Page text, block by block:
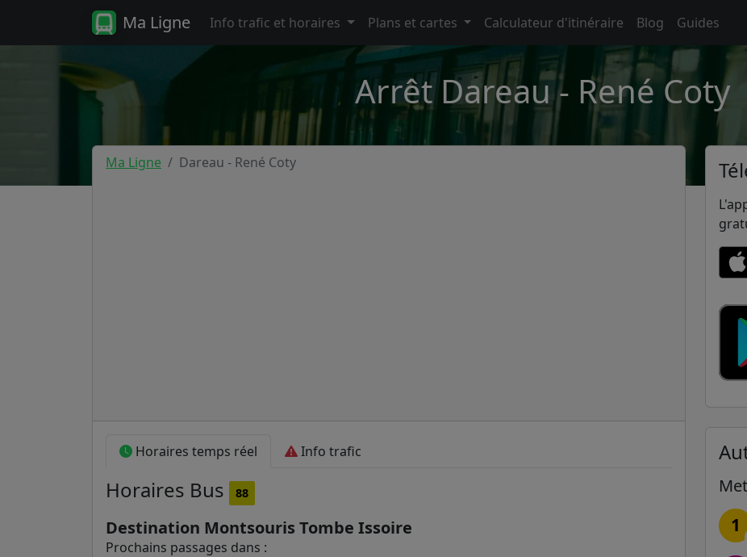
Ma Ligne Info trafic et horaires Plans et cartes Calculateur d'itinéraire Blog Guides
Arrêt Dareau - René Coty
Ma Ligne Dareau - René Coty
Horaires temps réel Info trafic
Horaires Bus 88
Destination Montsouris Tombe Issoire
Prochains passages dans :
1